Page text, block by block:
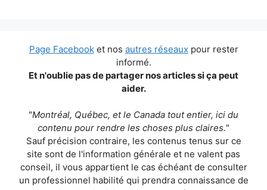
Page Facebooket nos autres réseauxpour rester
informé.
Et n'oublie pas de partager nos articles si ça peut
aider.
"Montréal, Québec, et le Canada tout entier, ici du
contenu pour rendre les choses plus claires."
Sauf précision contraire, les contenus tenus sur ce
site sont de l'information générale et ne valent pas
conseil, il vous appartient le cas échéant de consulter
un professionnel habilité qui prendra connaissance de